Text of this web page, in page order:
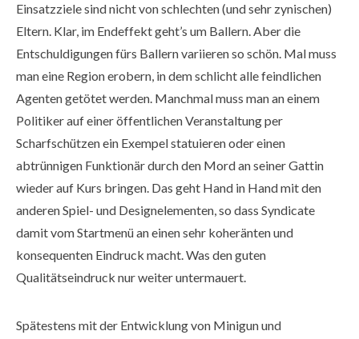
Einsatzziele sind nicht von schlechten (und sehr zynischen)
Eltern. Klar, im Endeffekt geht’s um Ballern. Aber die
Entschuldigungen fürs Ballern variieren so schön. Mal muss
man eine Region erobern, in dem schlicht alle feindlichen
Agenten getötet werden. Manchmal muss man an einem
Politiker auf einer öffentlichen Veranstaltung per
Scharfschützen ein Exempel statuieren oder einen
abtrünnigen Funktionär durch den Mord an seiner Gattin
wieder auf Kurs bringen. Das geht Hand in Hand mit den
anderen Spiel- und Designelementen, so dass Syndicate
damit vom Startmenü an einen sehr koheränten und
konsequenten Eindruck macht. Was den guten
Qualitätseindruck nur weiter untermauert.
Spätestens mit der Entwicklung von Minigun und